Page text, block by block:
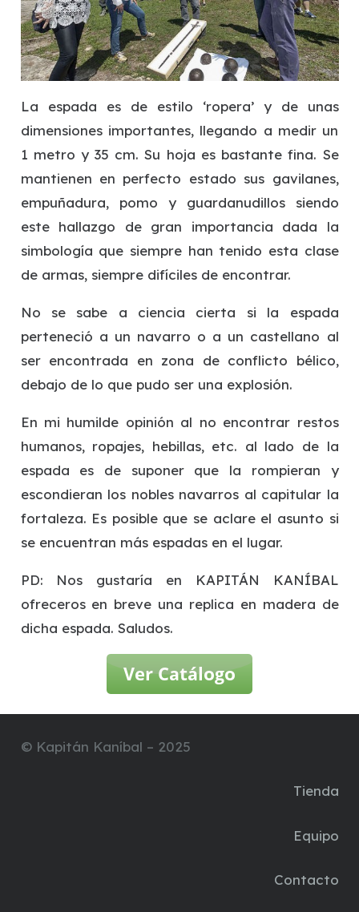
La espada es de estilo ‘ropera’ y de unas
dimensiones importantes, llegando a medir un
1 metro y 35 cm. Su hoja es bastante fina. Se
mantienen en perfecto estado sus gavilanes,
empuñadura, pomo y guardanudillos siendo
este hallazgo de gran importancia dada la
simbología que siempre han tenido esta clase
de armas, siempre difíciles de encontrar.
No se sabe a ciencia cierta si la espada
perteneció a un navarro o a un castellano al
ser encontrada en zona de conflicto bélico,
debajo de lo que pudo ser una explosión.
En mi humilde opinión al no encontrar restos
humanos, ropajes, hebillas, etc. al lado de la
espada es de suponer que la rompieran y
escondieran los nobles navarros al capitular la
fortaleza. Es posible que se aclare el asunto si
se encuentran más espadas en el lugar.
PD: Nos gustaría en KAPITÁN KANÍBAL
ofreceros en breve una replica en madera de
dicha espada. Saludos.
© Kapitán Kaníbal – 2025
Tienda
Equipo
Contacto